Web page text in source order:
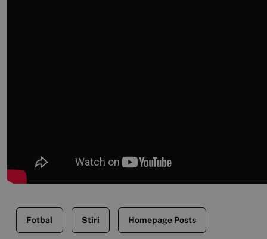
Fotbal Stiri Homepage Posts